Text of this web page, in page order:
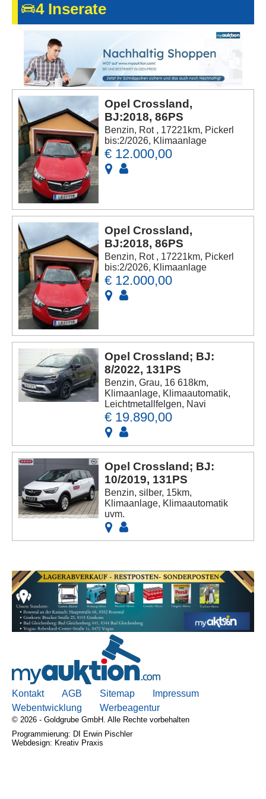
Kontakt
AGB, Nutzungsbedingungen
Impressum
4 Inserate
Opel Crossland,
BJ:2018, 86PS
Benzin, Rot , 17221km, Pickerl
bis:2/2026, Klimaanlage
€ 12.000,00
Opel Crossland,
BJ:2018, 86PS
Benzin, Rot , 17221km, Pickerl
bis:2/2026, Klimaanlage
€ 12.000,00
Opel Crossland; BJ:
8/2022, 131PS
Benzin, Grau, 16 618km,
Klimaanlage, Klimaautomatik,
Leichtmetallfelgen, Navi
€ 19.890,00
Opel Crossland; BJ:
10/2019, 131PS
Benzin, silber, 15km,
Klimaanlage, Klimaautomatik
uvm.
Kontakt AGB Sitemap
Impressum
Webentwicklung
Werbeagentur
© 2026 - Goldgrube GmbH. Alle Rechte vorbehalten
Programmierung: DI Erwin Pischler
Webdesign: Kreativ Praxis